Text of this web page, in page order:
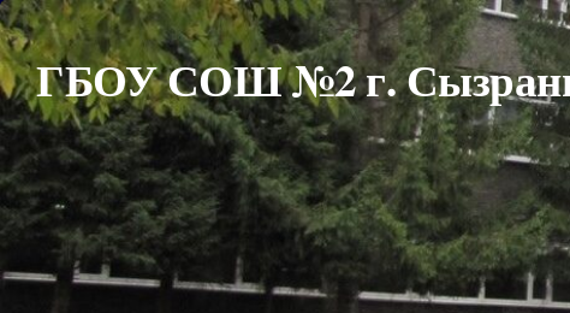
Перейти к содержимому
ГБОУ СОШ №2 г.